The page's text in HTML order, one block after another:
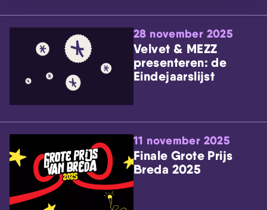
28 november 2025
Velvet & MEZZ
presenteren: de
Eindejaarslijst
11 november 2025
Finale Grote Prijs
Breda 2025